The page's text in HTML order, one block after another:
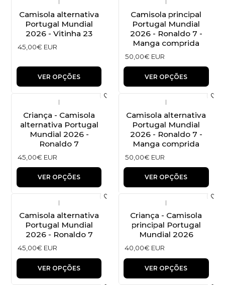
Camisola alternativa
Portugal Mundial
2026 - Vitinha 23
45,00€ EUR
VER OPÇÕES
Camisola principal
Portugal Mundial
2026 - Ronaldo 7 -
Manga comprida
50,00€ EUR
VER OPÇÕES
|
Criança - Camisola
alternativa Portugal
Mundial 2026 -
Ronaldo 7
45,00€ EUR
VER OPÇÕES
|
Camisola alternativa
Portugal Mundial
2026 - Ronaldo 7 -
Manga comprida
50,00€ EUR
VER OPÇÕES
|
Camisola alternativa
Portugal Mundial
2026 - Ronaldo 7
45,00€ EUR
VER OPÇÕES
|
Criança - Camisola
principal Portugal
Mundial 2026
40,00€ EUR
VER OPÇÕES